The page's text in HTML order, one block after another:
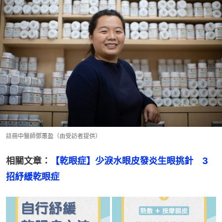
註冊中醫師鄧蕙盈（由受訪者提供）
相關文章：
【乾眼症】少淚水眼皮發炎生眼挑針　3
招紓緩乾眼症